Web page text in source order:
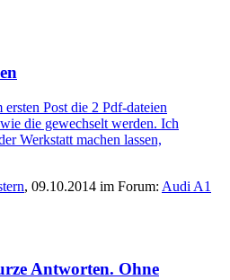
Post die 2 Pdf-dateien
die gewechselt werden. Ich
Werkstatt machen lassen,
, 09.10.2014 im Forum: Audi A1
Antworten. Ohne